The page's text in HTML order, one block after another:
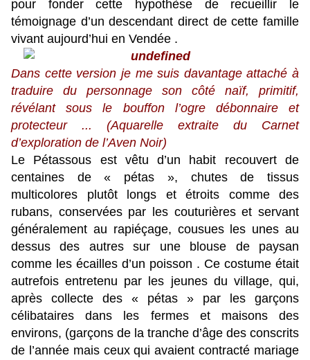
pour fonder cette hypothèse de recueillir le
témoignage d’un descendant direct de cette famille
vivant aujourd’hui en Vendée .
Dans cette version je me suis davantage attaché à
traduire du personnage son côté naïf, primitif,
révélant sous le bouffon l’ogre débonnaire et
protecteur ... (Aquarelle extraite du Carnet
d’exploration de l’Aven Noir)
Le Pétassous est vêtu d’un habit recouvert de
centaines de « pétas », chutes de tissus
multicolores plutôt longs et étroits comme des
rubans, conservées par les couturières et servant
généralement au rapiéçage, cousues les unes au
dessus des autres sur une blouse de paysan
comme les écailles d’un poisson . Ce costume était
autrefois entretenu par les jeunes du village, qui,
après collecte des « pétas » par les garçons
célibataires dans les fermes et maisons des
environs, (garçons de la tranche d’âge des conscrits
de l’année mais ceux qui avaient contracté mariage